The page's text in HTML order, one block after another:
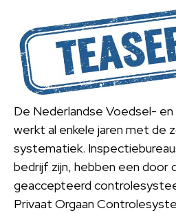
De Nederlandse Voedsel-
werkt al enkele jaren met de
systematiek.
bedrijf zijn, hebben een door
geaccepteerd
Privaat Orgaan